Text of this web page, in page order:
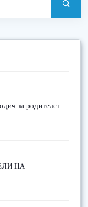
за родителст...
НА